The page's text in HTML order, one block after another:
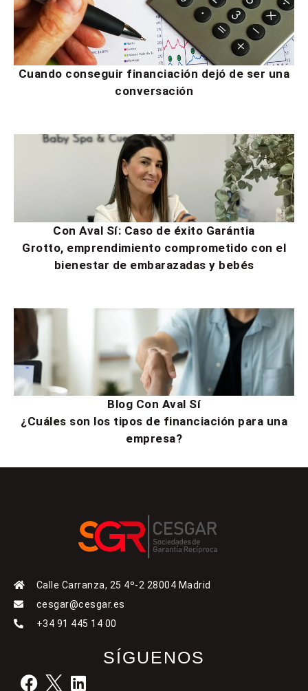
Cuando conseguir financiación dejó de ser una
conversación
Con Aval Sí: Caso de éxito Garántia
Grotto, emprendimiento comprometido con el
bienestar de embarazadas y bebés
Blog Con Aval Sí
¿Cuáles son los tipos de financiación para una
empresa?
Calle Carranza, 25 4º-2 28004 Madrid
cesgar@cesgar.es
+34 91 445 14 00
SÍGUENOS